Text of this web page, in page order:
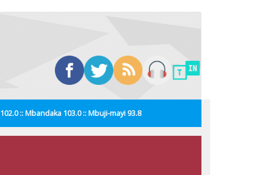
:: Mbandaka 103.0 :: Mbuji-mayi 93.8